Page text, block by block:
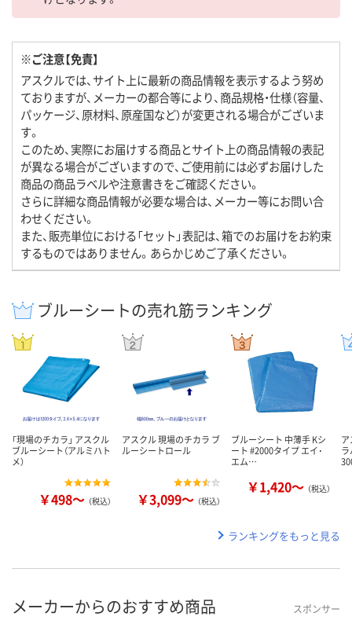
※ご注意【免責】
アスクルでは、サイト上に最新の商品情報を表示するよう努め
ておりますが、メーカーの都合等により、商品規格・仕様（容量、
パッケージ、原材料、原産国など）が変更される場合がございま
す。
このため、実際にお届けする商品とサイト上の商品情報の表記
が異なる場合がございますので、ご使用前には必ずお届けした
商品の商品ラベルや注意書きをご確認ください。
さらに詳細な商品情報が必要な場合は、メーカー等にお問い合
わせください。
また、販売単位における「セット」表記は、箱でのお届けをお約束
するものではありません。あらかじめご了承ください。
ブルーシートの売れ筋ランキング
「現場のチカラ」 アスクル
ブルーシート（アルミハト
メ）
￥498～ （税込）
アスクル 現場のチカラ ブ
ルーシートロール
￥3,099～ （税込）
ブルーシート 中薄手 Kシ
ート #2000タイプ エイ･
エム…
￥1,420～ （税込）
ランキングをもっと見る
メーカーからのおすすめ商品 スポンサー